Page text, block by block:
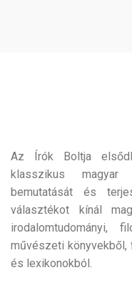
Az Írók Boltja
klasszikus magyar
bemutatását és
választékot kínál
irodalomtudományi,
művészeti könyvekből,
és lexikonokból.